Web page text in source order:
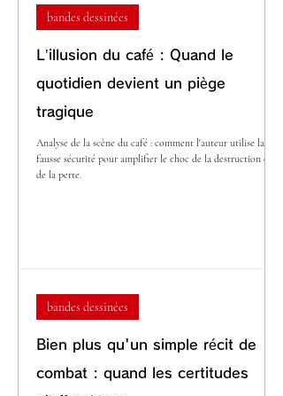
L’illusion du café : Quand le
quotidien devient un piège
tragique
Analyse de la scène du café : comment l'auteur utilise la
fausse sécurité pour amplifier le choc de la destruction et
de la perte.
bandes dessinées
Bien plus qu'un simple récit de
combat : quand les certitudes
bandes dessinées